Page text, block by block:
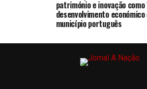
património e inovação
desenvolvimento
município português